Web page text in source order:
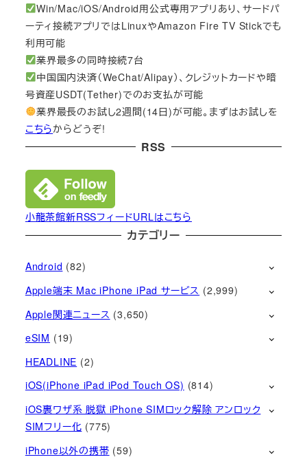
Win/Mac/iOS/Android用公式専用アプリあり、サードパ
ーティ接続アプリではLinuxやAmazon Fire TV Stickでも
利用可能
業界最多の同時接続7台
中国国内決済（WeChat/Alipay）、クレジットカードや暗
号資産USDT(Tether)でのお支払が可能
業界最長のお試し2週間(14日)が可能。まずはお試しを
こちらからどうぞ!
RSS
小龍茶館新RSSフィードURLはこちら
カテゴリー
Android (82)
Apple端末 Mac iPhone iPad サービス (2,999)
Apple関連ニュース (3,650)
eSIM (19)
HEADLINE (2)
iOS(iPhone iPad iPod Touch OS) (814)
iOS裏ワザ系 脱獄 iPhone SIMロック解除 アンロック
SIMフリー化 (775)
iPhone以外の携帯 (59)